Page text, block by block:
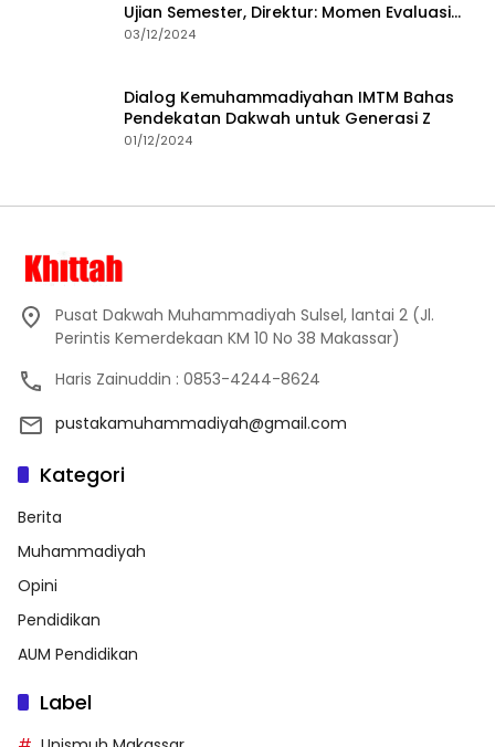
Ujian Semester, Direktur: Momen Evaluasi
Proses Pembelajaran
03/12/2024
Dialog Kemuhammadiyahan IMTM Bahas
Pendekatan Dakwah untuk Generasi Z
01/12/2024
Pusat Dakwah Muhammadiyah Sulsel, lantai 2 (Jl.
Perintis Kemerdekaan KM 10 No 38 Makassar)
Haris Zainuddin : 0853-4244-8624
pustakamuhammadiyah@gmail.com
Kategori
Berita
Muhammadiyah
Opini
Pendidikan
AUM Pendidikan
Label